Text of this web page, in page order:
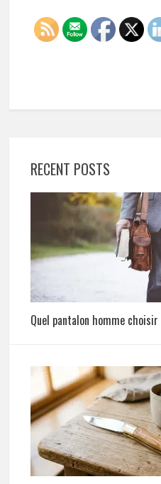
RECENT POSTS
Quel pantalon homme